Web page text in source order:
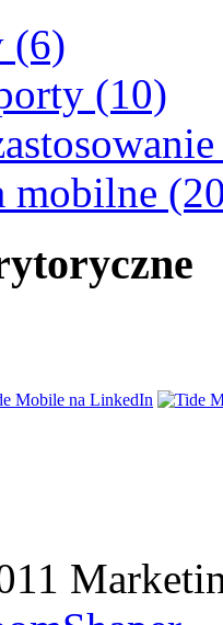
(6)
(10)
mobilne